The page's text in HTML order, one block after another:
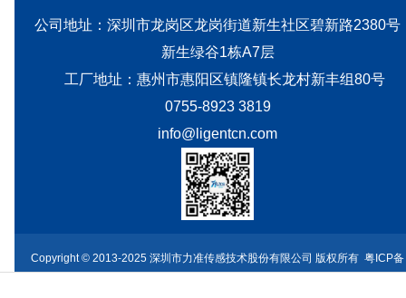
公司地址：深圳市龙岗区龙岗街道新生社区碧新路2380号
新生绿谷1栋A7层
工厂地址：惠州市惠阳区镇隆镇长龙村新丰组80号
0755-8923 3819
info@ligentcn.com
Copyright © 2013-2025 深圳市力准传感技术股份有限公司 版权所有 粤ICP备